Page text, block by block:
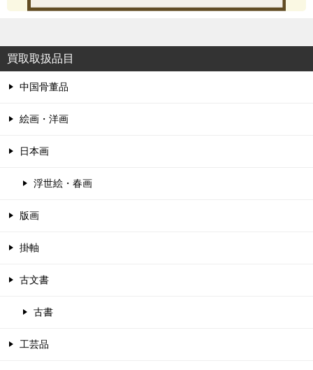
買取取扱品目
中国骨董品
絵画・洋画
日本画
浮世絵・春画
版画
掛軸
古文書
古書
工芸品